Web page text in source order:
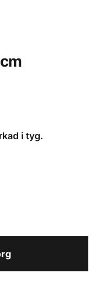
i tyg.